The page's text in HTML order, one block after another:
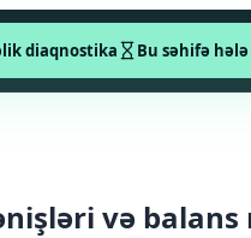
diaqnostika Bu səhifə
və